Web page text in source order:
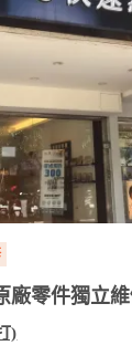
廠零件獨立
)